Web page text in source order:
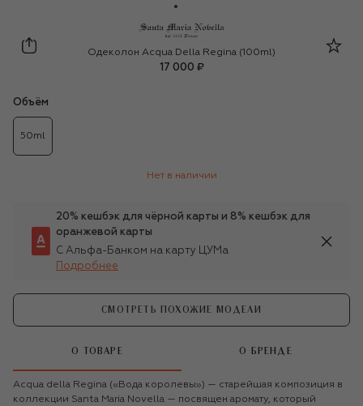
Santa Maria Novella
Одеколон Acqua Della Regina (100ml)
17 000 ₽
Объём
50ml
Нет в наличии
20% кешбэк для чёрной карты и 8% кешбэк для
оранжевой карты
С Альфа-Банком на карту ЦУМа
Подробнее
СМОТРЕТЬ ПОХОЖИЕ МОДЕЛИ
О ТОВАРЕ О БРЕНДЕ
Acqua della Regina («Вода королевы») — старейшая композиция в
коллекции Santa Maria Novella — посвящен аромату, который